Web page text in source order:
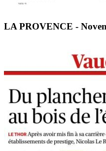
LA PROVENCE -